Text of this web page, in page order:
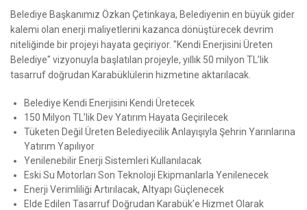
Belediye Başkanımız Özkan Çetinkaya, Belediyenin en büyük gider
kalemi olan enerji maliyetlerini kazanca dönüştürecek devrim
niteliğinde bir projeyi hayata geçiriyor. "Kendi Enerjisini Üreten
Belediye" vizyonuyla başlatılan projeyle, yıllık 50 milyon TL’lik
tasarruf doğrudan Karabüklülerin hizmetine aktarılacak.
Belediye Kendi Enerjisini Kendi Üretecek
150 Milyon TL’lik Dev Yatırım Hayata Geçirilecek
Tüketen Değil Üreten Belediyecilik Anlayışıyla Şehrin Yarınlarına
Yatırım Yapılıyor
Yenilenebilir Enerji Sistemleri Kullanılacak
Eski Su Motorları Son Teknoloji Ekipmanlarla Yenilenecek
Enerji Verimliliği Artırılacak, Altyapı Güçlenecek
Elde Edilen Tasarruf Doğrudan Karabük’e Hizmet Olarak